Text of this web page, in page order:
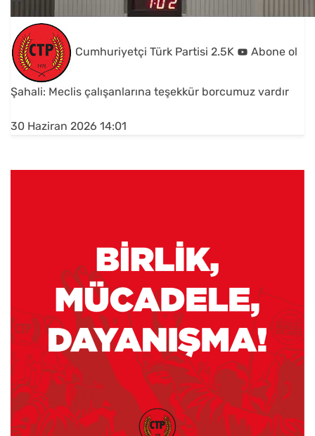
Cumhuriyetçi Türk Partisi 2.5K Abone ol
Şahali: Meclis çalışanlarına teşekkür borcumuz vardır
30 Haziran 2026 14:01